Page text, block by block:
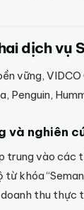
dịch vụ
vững,
Penguin,
và nghiên
trung vào các
khóa
thu thực